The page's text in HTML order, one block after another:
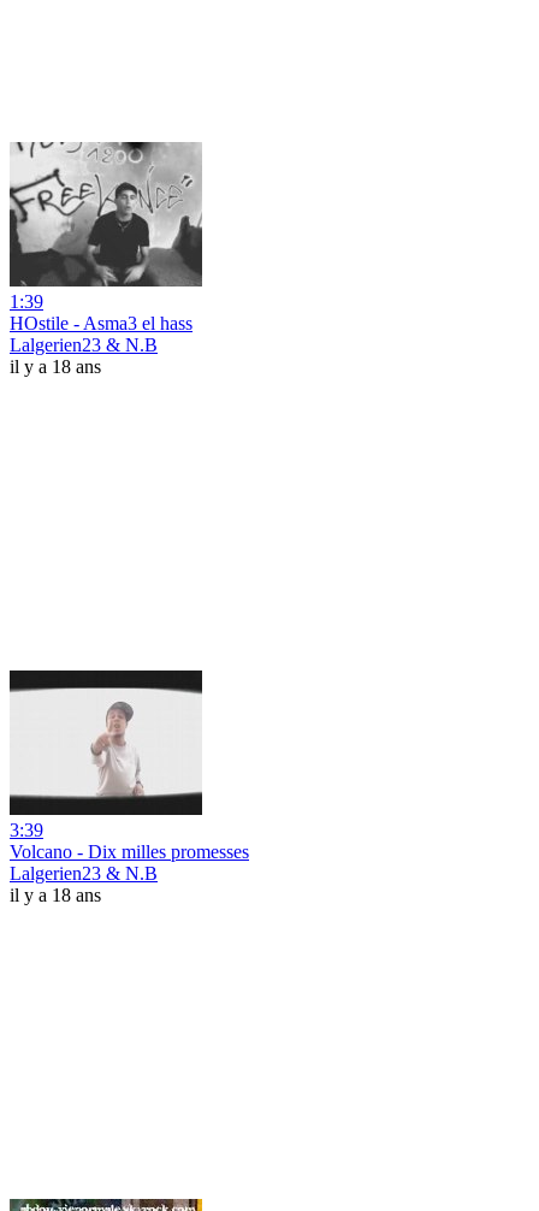
1:39
HOstile - Asma3 el hass
Lalgerien23 & N.B
il y a 18 ans
3:39
Volcano - Dix milles promesses
Lalgerien23 & N.B
il y a 18 ans